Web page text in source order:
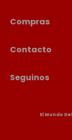
Compras
Contacto
Seguinos
El Mundo